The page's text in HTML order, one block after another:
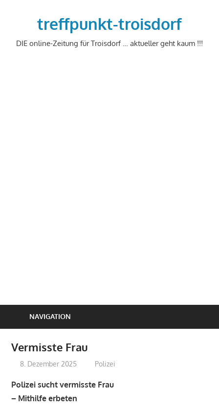
treffpunkt-troisdorf
DIE online-Zeitung für Troisdorf … aktueller geht kaum !!!
NAVIGATION
Vermisste Frau
8. Dezember 2025 treffpunkt
Polizei
Polizei sucht vermisste Frau
– Mithilfe erbeten